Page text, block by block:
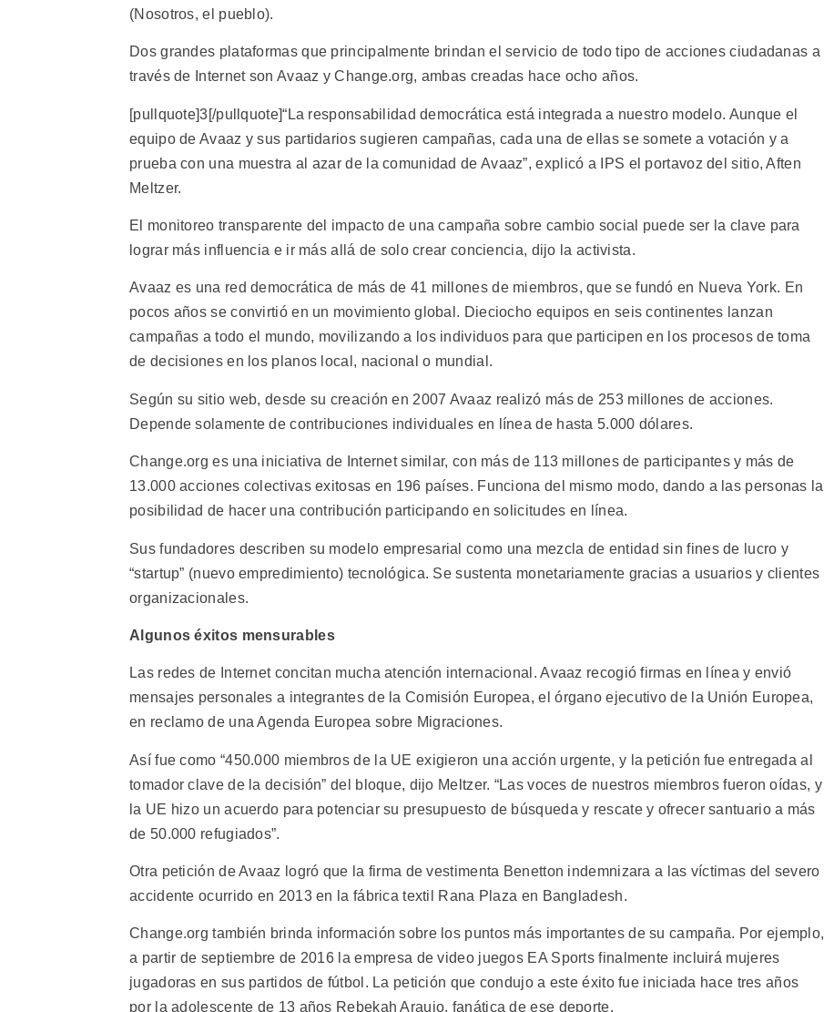
(Nosotros, el pueblo).
Dos grandes plataformas que principalmente brindan el servicio de todo tipo de acciones ciudadanas a
través de Internet son Avaaz y Change.org, ambas creadas hace ocho años.
[pullquote]3[/pullquote]“La responsabilidad democrática está integrada a nuestro modelo. Aunque el
equipo de Avaaz y sus partidarios sugieren campañas, cada una de ellas se somete a votación y a
prueba con una muestra al azar de la comunidad de Avaaz”, explicó a IPS el portavoz del sitio, Aften
Meltzer.
El monitoreo transparente del impacto de una campaña sobre cambio social puede ser la clave para
lograr más influencia e ir más allá de solo crear conciencia, dijo la activista.
Avaaz es una red democrática de más de 41 millones de miembros, que se fundó en Nueva York. En
pocos años se convirtió en un movimiento global. Dieciocho equipos en seis continentes lanzan
campañas a todo el mundo, movilizando a los individuos para que participen en los procesos de toma
de decisiones en los planos local, nacional o mundial.
Según su sitio web, desde su creación en 2007 Avaaz realizó más de 253 millones de acciones.
Depende solamente de contribuciones individuales en línea de hasta 5.000 dólares.
Change.org es una iniciativa de Internet similar, con más de 113 millones de participantes y más de
13.000 acciones colectivas exitosas en 196 países. Funciona del mismo modo, dando a las personas la
posibilidad de hacer una contribución participando en solicitudes en línea.
Sus fundadores describen su modelo empresarial como una mezcla de entidad sin fines de lucro y
“startup” (nuevo empredimiento) tecnológica. Se sustenta monetariamente gracias a usuarios y clientes
organizacionales.
Algunos éxitos mensurables
Las redes de Internet concitan mucha atención internacional. Avaaz recogió firmas en línea y envió
mensajes personales a integrantes de la Comisión Europea, el órgano ejecutivo de la Unión Europea,
en reclamo de una Agenda Europea sobre Migraciones.
Así fue como “450.000 miembros de la UE exigieron una acción urgente, y la petición fue entregada al
tomador clave de la decisión” del bloque, dijo Meltzer. “Las voces de nuestros miembros fueron oídas, y
la UE hizo un acuerdo para potenciar su presupuesto de búsqueda y rescate y ofrecer santuario a más
de 50.000 refugiados”.
Otra petición de Avaaz logró que la firma de vestimenta Benetton indemnizara a las víctimas del severo
accidente ocurrido en 2013 en la fábrica textil Rana Plaza en Bangladesh.
Change.org también brinda información sobre los puntos más importantes de su campaña. Por ejemplo,
a partir de septiembre de 2016 la empresa de video juegos EA Sports finalmente incluirá mujeres
jugadoras en sus partidos de fútbol. La petición que condujo a este éxito fue iniciada hace tres años
por la adolescente de 13 años Rebekah Araujo, fanática de ese deporte.